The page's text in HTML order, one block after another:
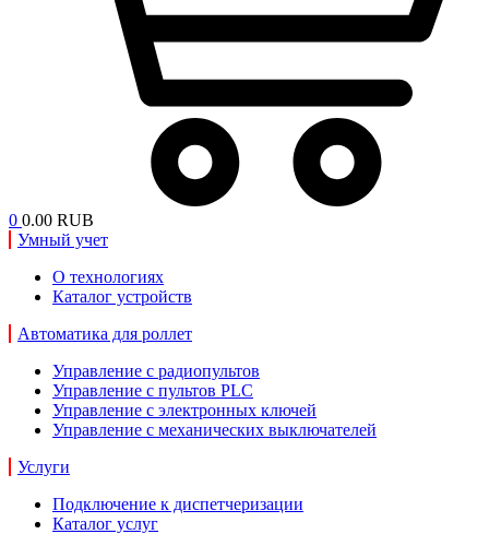
0 0.00 RUB
Умный учет
О технологиях
Каталог устройств
Автоматика для роллет
Управление с радиопультов
Управление с пультов PLC
Управление с электронных ключей
Управление с механических выключателей
Услуги
Подключение к диспетчеризации
Каталог услуг